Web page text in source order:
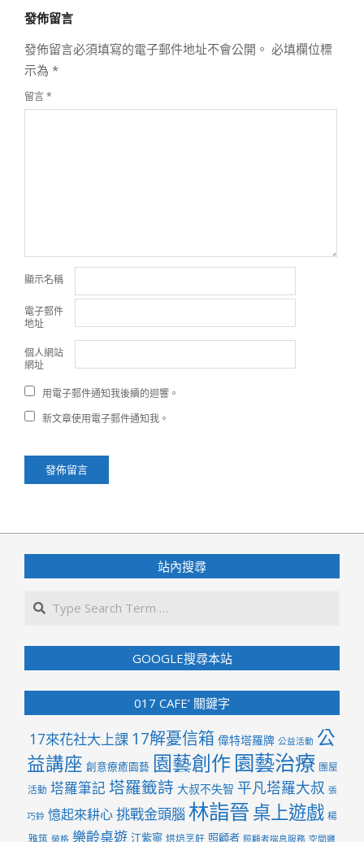
08
發佈留言
發佈留言必須填寫的電子郵件地址不會公開。 必填欄位標
示為 *
留言*
顯示名稱
電子郵件
地址
個人網站
網址
用電子郵件通知我後續的迴響。
新文章使用電子郵件通知我。
站內搜尋
GOOGLE搜尋本站
017 CAFE’ 關鍵字
17來花社大上課 17解憂信箱 偉特塔羅牌 公益活動 公
益講座 創意療癒園藝 園藝創作 園藝治療 團屋
活動 塔羅筆記 塔羅籤詩 大叔不失智 平凡塔羅大叔 張
巧鈴 憶起來耕心挑戰金頭腦 林詣晉桌上遊戲 楊
雅筑 榮格 樂齡桌遊 江紫寧 烘焙烹飪 照顧者 照顧者喘息服務 空間邏